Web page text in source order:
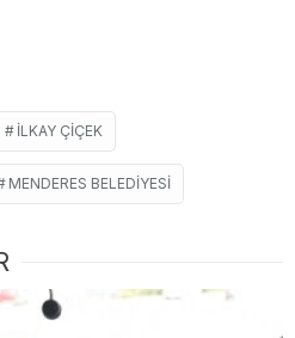
ILKAY ÇIÇEK
MENDERES BELEDIYESI